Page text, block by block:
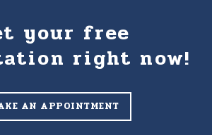
your free
right now!
AN APPOINTMENT